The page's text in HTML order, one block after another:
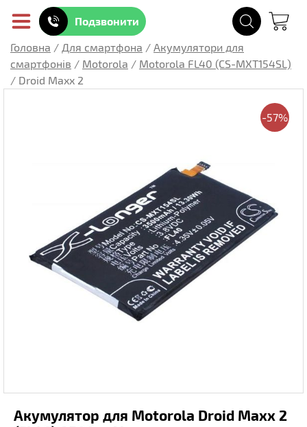
Подзвонити
Головна / Для смартфона / Акумулятори для
смартфонів / Motorola / Motorola FL40 (CS-MXT154SL)
/ Droid Maxx 2
-57%
Акумулятор для Motorola Droid Maxx 2